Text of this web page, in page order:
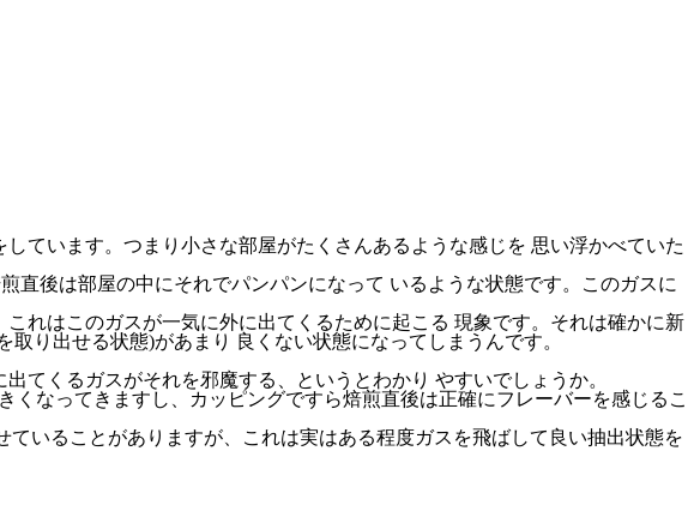
ています。つまり小さな部屋がたくさんあるような感じを 思い浮かべていた
直後は部屋の中にそれでパンパンになって いるような状態です。このガスに
れはこのガスが一気に外に出てくるために起こる 現象です。それは確かに新
り出せる状態)があまり 良くない状態になってしまうんです。
てくるガスがそれを邪魔する、というとわかり やすいでしょうか。
くなってきますし、カッピングですら焙煎直後は正確にフレーバーを感じるこ
いることがありますが、これは実はある程度ガスを飛ばして良い抽出状態を